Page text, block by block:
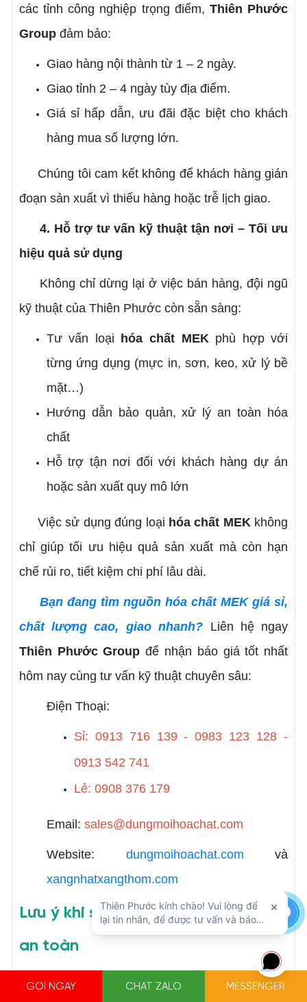
các tỉnh công nghiệp trọng điểm,Thiên Phước
Group đảm bảo:
Giao hàng nội thành từ 1 – 2 ngày.
Giao tỉnh 2 – 4 ngày tùy địa điểm.
Giá sỉ hấp dẫn, ưu đãi đặc biệt cho khách
hàng mua số lượng lớn.
Chúng tôi cam kết không để khách hàng gián
đoạn sản xuất vì thiếu hàng hoặc trễ lịch giao.
4. Hỗ trợ tư vấn kỹ thuật tận nơi – Tối ưu
hiệu quả sử dụng
Không chỉ dừng lại ở việc bán hàng, đội ngũ
kỹ thuật của Thiên Phước còn sẵn sàng:
Tư vấn loại hóa chất MEK phù hợp với
từng ứng dụng (mực in, sơn, keo, xử lý bề
mặt…)
Hướng dẫn bảo quản, xử lý an toàn hóa
chất
Hỗ trợ tận nơi đối với khách hàng dự án
hoặc sản xuất quy mô lớn
Việc sử dụng đúng loại hóa chất MEK không
chỉ giúp tối ưu hiệu quả sản xuất mà còn hạn
chế rủi ro, tiết kiệm chi phí lâu dài.
Bạn đang tìm nguồn hóa chất MEK giá sỉ,
chất lượng cao, giao nhanh? Liên hệ ngay
Thiên Phước Group để nhận báo giá tốt nhất
hôm nay cùng tư vấn kỹ thuật chuyên sâu:
Điện Thoại:
Sỉ: 0913 716 139 - 0983 123 128 -
0913 542 741
Lẻ: 0908 376 179
Email: sales@dungmoihoachat.com
Website: dungmoihoachat.com và
xangnhatxangthom.com
Lưu ý khi sử dụng và bảo quản MEK
an toàn
MEKlà dung môi có tính bay hơi nhanh và dễ
GỌI NGAY CHAT ZALO MESSENGER